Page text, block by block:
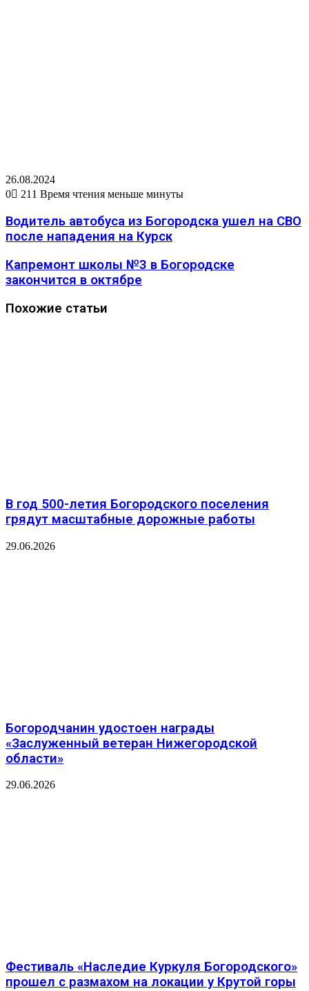
26.08.2024
0
211 Время чтения меньше минуты
Водитель автобуса из Богородска ушел на СВО
после нападения на Курск
Капремонт школы №3 в Богородске
закончится в октябре
Похожие статьи
В год 500-летия Богородского поселения
грядут масштабные дорожные работы
29.06.2026
Богородчанин удостоен награды
«Заслуженный ветеран Нижегородской
области»
29.06.2026
Фестиваль «Наследие Куркуля Богородского»
прошел с размахом на локации у Крутой горы